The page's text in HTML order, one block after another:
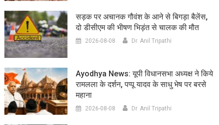
सड़क पर अचानक गौवंश के आने से बिगड़ा बैलेंस,
दो डीसीएम की भीषण भिड़ंत से चालक की मौत
2026-08-08 Dr. Anil Tripathi
Ayodhya News: यूपी विधानसभा अध्यक्ष ने किये
रामलला के दर्शन, पप्पू यादव के साधु भेष पर बरसे
महाना
2026-08-08 Dr. Anil Tripathi